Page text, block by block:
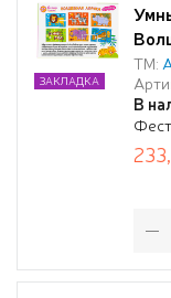
ТМ:
В
ЗАКЛАДКА